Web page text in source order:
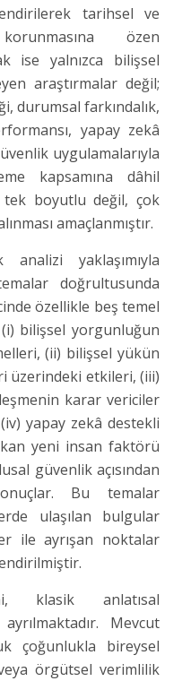
tarihsel ve
özen
ise yalnızca bilişsel
araştırmalar değil;
durumsal farkındalık,
yapay zekâ
uygulamalarıyla
kapsamına dâhil
boyutlu değil, çok
amaçlanmıştır.
analizi yaklaşımıyla
doğrultusunda
özellikle beş temel
bilişsel yorgunluğun
(ii) bilişsel yükün
üzerindeki etkileri, (iii)
karar vericiler
yapay zekâ destekli
yeni insan faktörü
güvenlik açısından
Bu temalar
ulaşılan bulgular
ile ayrışan noktalar
klasik anlatısal
Mevcut
çoğunlukla bireysel
örgütsel verimlilik